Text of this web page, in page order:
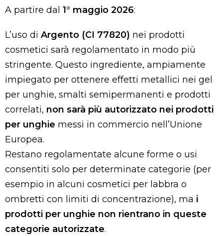
A partire dal 1° maggio 2026:
L’uso di Argento (CI 77820) nei prodotti
cosmetici sarà regolamentato in modo più
stringente. Questo ingrediente, ampiamente
impiegato per ottenere effetti metallici nei gel
per unghie, smalti semipermanenti e prodotti
correlati, non sarà più autorizzato nei prodotti
per unghie messi in commercio nell’Unione
Europea.
Restano regolamentate alcune forme o usi
consentiti solo per determinate categorie (per
esempio in alcuni cosmetici per labbra o
ombretti con limiti di concentrazione), ma i
prodotti per unghie non rientrano in queste
categorie autorizzate.